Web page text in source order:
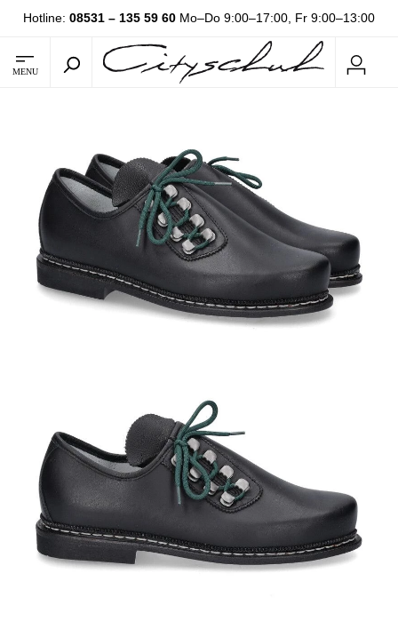
Hotline: 08531 – 135 59 60 Mo–Do 9:00–17:00, Fr 9:00–13:00
MENU